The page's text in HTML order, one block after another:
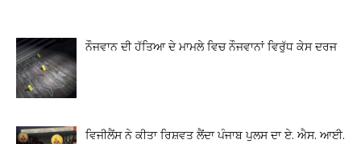
ਨੌਜਵਾਨ ਦੀ ਹੱਤਿਆ ਦੇ ਮਾਮਲੇ ਵਿਚ ਨੌਜਵਾਨਾਂ ਵਿਰੁੱਧ ਕੇਸ ਦਰਜ
ਵਿਜੀਲੈਂਸ ਨੇ ਕੀਤਾ ਰਿਸ਼ਵਤ ਲੈਂਦਾ ਪੰਜਾਬ ਪੁਲਸ ਦਾ ਏ. ਐਸ. ਆਈ.